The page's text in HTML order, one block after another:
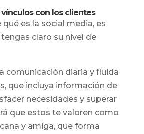
con los clientes
es la social media, es
claro su nivel de
comunicación diaria y fluida
que incluya información de
necesidades y superar
que estos te valoren como
y amiga, que forma